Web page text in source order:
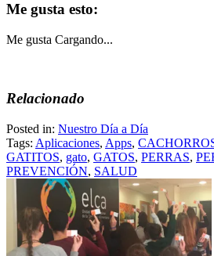
Me gusta esto:
Me gusta Cargando...
Relacionado
Posted in: Nuestro Día a Día
Tags: Aplicaciones, Apps,
GATITOS, gato, GATOS, PERRAS,
PREVENCIÓN, SALUD